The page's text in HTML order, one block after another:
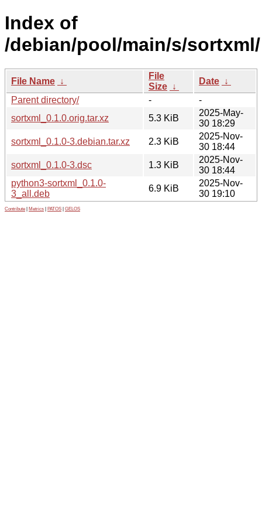
Index of
/debian/pool/main/s/sortxml/
File Name ↓
File
Size ↓
Date ↓
Parent directory/
-
-
sortxml_0.1.0.orig.tar.xz
5.3 KiB
2025-May-
30 18:29
sortxml_0.1.0-3.debian.tar.xz
2.3 KiB
2025-Nov-
30 18:44
sortxml_0.1.0-3.dsc
1.3 KiB
2025-Nov-
30 18:44
python3-sortxml_0.1.0-
3_all.deb
6.9 KiB
2025-Nov-
30 19:10
Contribute Metrics PATOS GELOS